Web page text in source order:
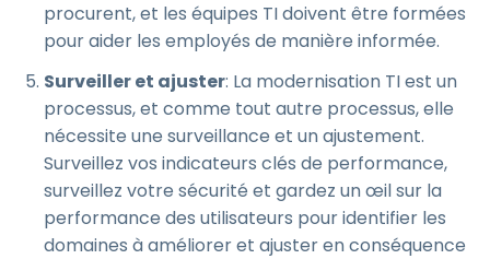
procurent, et les équipes TI doivent être formées
pour aider les employés de manière informée.
Surveiller et ajuster: La modernisation TI est un
processus, et comme tout autre processus, elle
nécessite une surveillance et un ajustement.
Surveillez vos indicateurs clés de performance,
surveillez votre sécurité et gardez un œil sur la
performance des utilisateurs pour identifier les
domaines à améliorer et ajuster en conséquence